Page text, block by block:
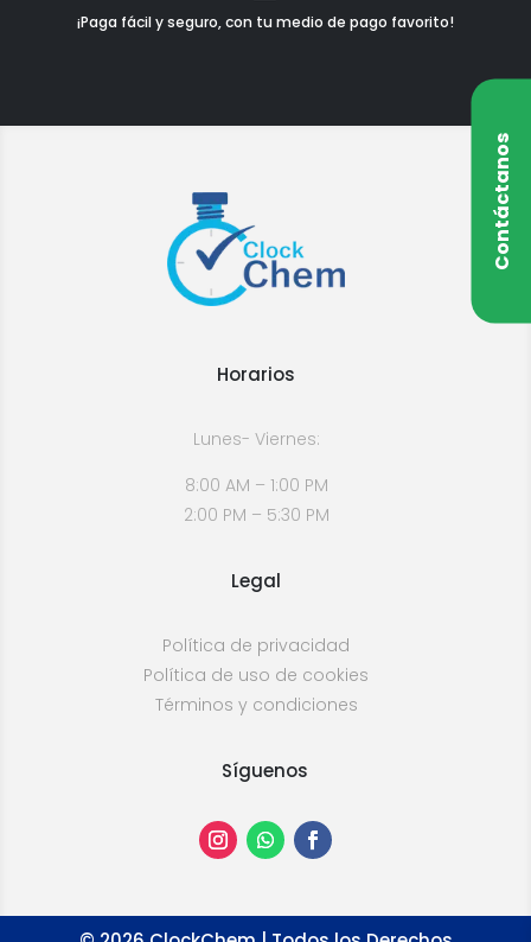
¡Paga fácil y seguro, con tu medio de pago favorito!
Contáctanos
Horarios
Lunes- Viernes:
8:00 AM – 1:00 PM
2:00 PM – 5:30 PM
Legal
Política de privacidad
Política de uso de cookies
Términos y condiciones
Síguenos